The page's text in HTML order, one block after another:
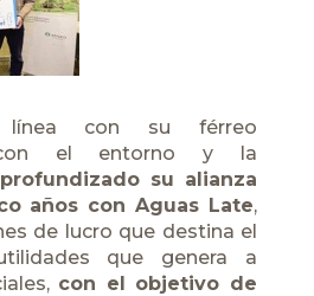
línea con su férreo
con el entorno y la
su alianza
años con Aguas Late,
de lucro que destina el
que genera a
con el objetivo de